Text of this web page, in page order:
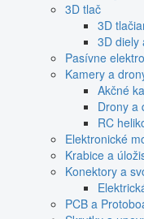
3D tlač
3D
3D diely
Pasívne
Kamery a
Akčné
Drony a
RC
Elektronické
Krabice a
Konektory a
PCB a